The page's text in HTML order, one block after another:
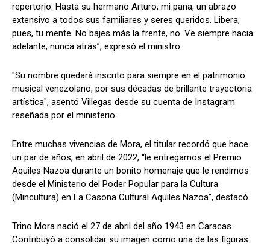
repertorio. Hasta su hermano Arturo, mi pana, un abrazo
extensivo a todos sus familiares y seres queridos. Libera,
pues, tu mente. No bajes más la frente, no. Ve siempre hacia
adelante, nunca atrás”, expresó el ministro.
"Su nombre quedará inscrito para siempre en el patrimonio
musical venezolano, por sus décadas de brillante trayectoria
artística", asentó Villegas desde su cuenta de Instagram
reseñada por el ministerio.
Entre muchas vivencias de Mora, el titular recordó que hace
un par de años, en abril de 2022, “le entregamos el Premio
Aquiles Nazoa durante un bonito homenaje que le rendimos
desde el Ministerio del Poder Popular para la Cultura
(Mincultura) en La Casona Cultural Aquiles Nazoa”, destacó.
Trino Mora nació el 27 de abril del año 1943 en Caracas.
Contribuyó a consolidar su imagen como una de las figuras